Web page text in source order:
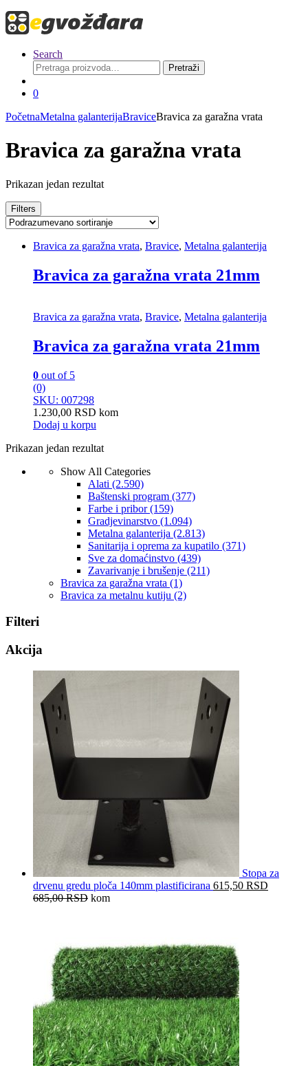
Search
Pretraga
za:
Pretraži
0
PočetnaMetalna galanterijaBraviceBravica za garažna vrata
Bravica za garažna vrata
Prikazan jedan rezultat
Filters
Bravica za garažna vrata, Bravice, Metalna galanterija
Bravica za garažna vrata 21mm
Bravica za garažna vrata, Bravice, Metalna galanterija
Bravica za garažna vrata 21mm
0 out of 5
(0)
SKU: 007298
1.230,00 RSD kom
Dodaj u korpu
Prikazan jedan rezultat
Show All Categories
Alati (2.590)
Baštenski program (377)
Farbe i pribor(159)
Gradjevinarstvo (1.094)
Metalna galanterija (2.813)
Sanitarija i oprema za kupatilo (371)
Sve za domaćinstvo (439)
Zavarivanje i brušenje (211)
Bravica za garažna vrata (1)
Bravica za metalnu kutiju (2)
Filteri
Akcija
Stopa za
drvenu gredu ploča 140mm plastificirana 615,50 RSD
685,00RSD kom